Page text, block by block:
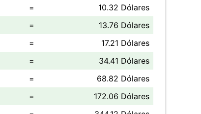
=
10.32 Dólares
=
13.76 Dólares
=
17.21 Dólares
=
34.41 Dólares
=
68.82 Dólares
=
172.06 Dólares